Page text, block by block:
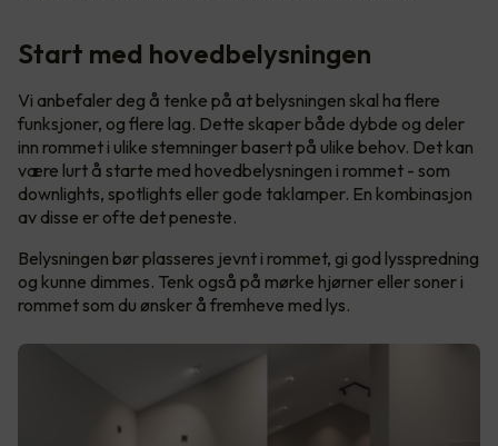
Start med hovedbelysningen
Vi anbefaler deg å tenke på at belysningen skal ha flere
funksjoner, og flere lag. Dette skaper både dybde og deler
inn rommet i ulike stemninger basert på ulike behov. Det kan
være lurt å starte med hovedbelysningen i rommet - som
downlights, spotlights eller gode taklamper. En kombinasjon
av disse er ofte det peneste.
Belysningen bør plasseres jevnt i rommet, gi god lysspredning
og kunne dimmes. Tenk også på mørke hjørner eller soner i
rommet som du ønsker å fremheve med lys.